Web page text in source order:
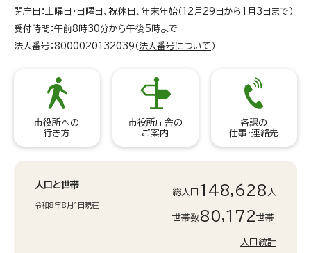
閉庁日：土曜日・日曜日、祝休日、年末年始（12月29日から1月3日まで）
受付時間：午前8時30分から午後5時まで
法人番号：8000020132039（ 法人番号について ）
市役所への
行き方
市役所庁舎の
ご案内
各課の
仕事・連絡先
人口と世帯
令和8年8月1日現在
総人口 148,628 人
世帯数80,172世帯
人口統計